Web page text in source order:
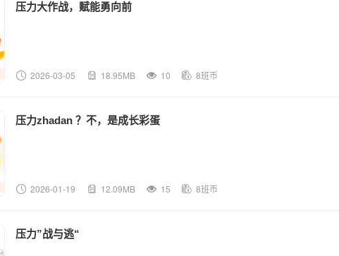
压力大作战，赋能勇向前
2026-03-05 18.95MB 10 8班币
压力zhadan ？不，是成长彩蛋
2026-01-19 12.09MB 15 8班币
压力”战与逃“